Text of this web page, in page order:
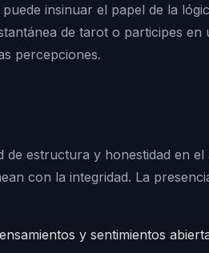
insinuar el papel de la
de tarot o participes en
percepciones.
estructura y honestidad en
con la integridad. La
y sentimientos